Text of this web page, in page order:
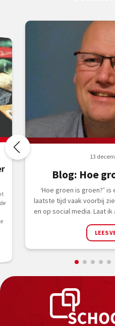
13
Blog: Hoe
‘Hoe groen is groen?’
laatste tijd vaak voorbij
en op social media. Laat
LEES